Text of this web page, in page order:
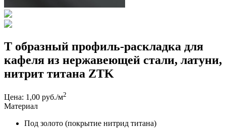
Т образный профиль-раскладка для
кафеля из нержавеющей стали, латуни,
нитрит титана ZTK
Цена: 1,00 руб./м2
Материал
Под золото (покрытие нитрид титана)